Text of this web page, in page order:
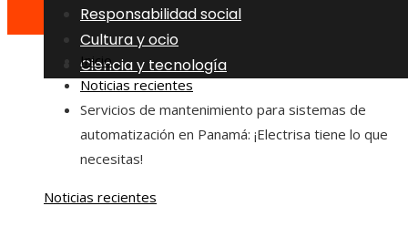
Responsabilidad social
Cultura y ocio
Ciencia y tecnología
Inicio
Noticias recientes
Servicios de mantenimiento para sistemas de
automatización en Panamá: ¡Electrisa tiene lo que
necesitas!
Noticias recientes